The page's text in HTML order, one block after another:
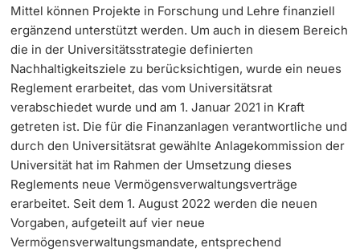
weitere Informationen
Kontakt & Anfahrt
Mittel können Projekte in Forschung und Lehre finanziell
ergänzend unterstützt werden. Um auch in diesem Bereich
die in der Universitätsstrategie definierten
Nachhaltigkeitsziele zu berücksichtigen, wurde ein neues
Reglement erarbeitet, das vom Universitätsrat
verabschiedet wurde und am 1. Januar 2021 in Kraft
getreten ist. Die für die Finanzanlagen verantwortliche und
durch den Universitätsrat gewählte Anlagekommission der
Universität hat im Rahmen der Umsetzung dieses
Reglements neue Vermögensverwaltungsverträge
erarbeitet. Seit dem 1. August 2022 werden die neuen
Vorgaben, aufgeteilt auf vier neue
Vermögensverwaltungsmandate, entsprechend